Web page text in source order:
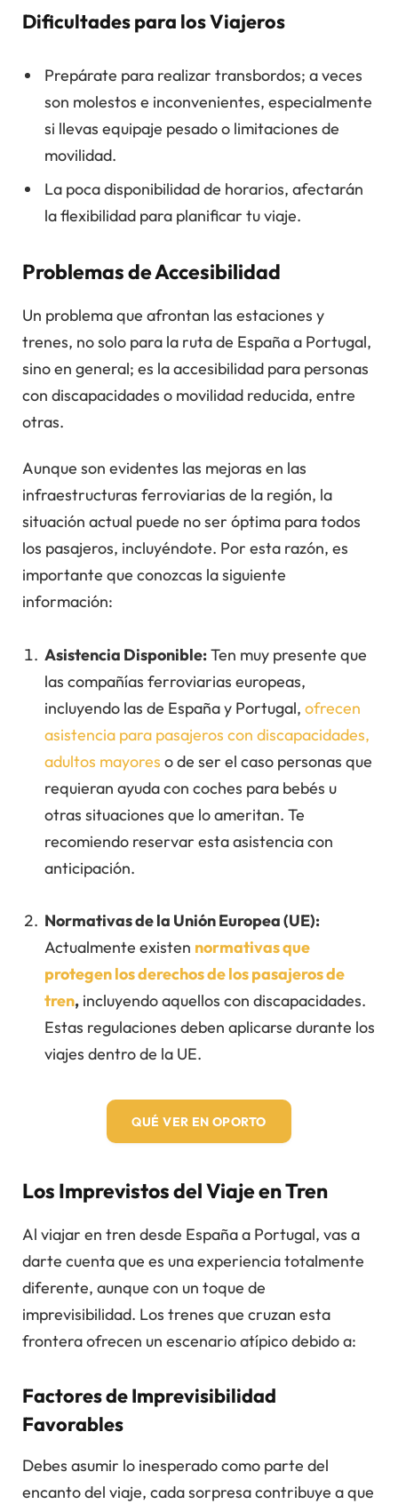
Dificultades para los Viajeros
Prepárate para realizar transbordos; a veces
son molestos e inconvenientes, especialmente
si llevas equipaje pesado o limitaciones de
movilidad.
La poca disponibilidad de horarios, afectarán
la flexibilidad para planificar tu viaje.
Problemas de Accesibilidad
Un problema que afrontan las estaciones y
trenes, no solo para la ruta de España a Portugal,
sino en general; es la accesibilidad para personas
con discapacidades o movilidad reducida, entre
otras.
Aunque son evidentes las mejoras en las
infraestructuras ferroviarias de la región, la
situación actual puede no ser óptima para todos
los pasajeros, incluyéndote. Por esta razón, es
importante que conozcas la siguiente
información:
Asistencia Disponible:Ten muy presente que
las compañías ferroviarias europeas,
incluyendo las de España y Portugal, ofrecen
asistencia para pasajeros con discapacidades,
adultos mayores o de ser el caso personas que
requieran ayuda con coches para bebés u
otras situaciones que lo ameritan. Te
recomiendo reservar esta asistencia con
anticipación.
Normativas de la Unión Europea (UE):
Actualmente existen normativas que
protegen los derechos de los pasajeros de
tren, incluyendo aquellos con discapacidades.
Estas regulaciones deben aplicarse durante los
viajes dentro de la UE.
QUÉ VER EN OPORTO
Los Imprevistos del Viaje en Tren
Al viajar en tren desde España a Portugal, vas a
darte cuenta que es una experiencia totalmente
diferente, aunque con un toque de
imprevisibilidad. Los trenes que cruzan esta
frontera ofrecen un escenario atípico debido a:
Factores de Imprevisibilidad
Favorables
Debes asumir lo inesperado como parte del
encanto del viaje, cada sorpresa contribuye a que